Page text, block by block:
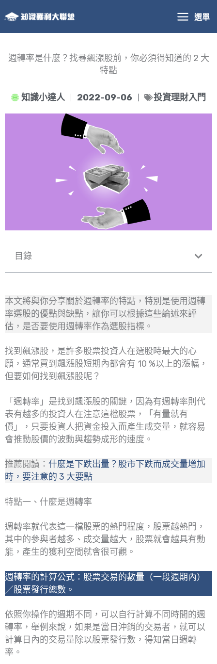
至
主
選單
週轉率是什麼？找尋飆漲股前，你必須得知道的 2 大
特點
知識小達人 2022-09-06 投資理財入門
目錄
本文將與你分享關於週轉率的特點，特別是使用週轉
率選股的優點與缺點，讓你可以根據這些論述來評
估，是否要使用週轉率作為選股指標。
找到飆漲股，是許多股票投資人在選股時最大的心
願，通常買到飆漲股短期內都會有 10 %以上的漲幅，
但要如何找到飆漲股呢？
「週轉率」是找到飆漲股的關鍵，因為有週轉率則代
表有越多的投資人在注意這檔股票，「有量就有
價」，只要投資人把資金投入而產生成交量，就容易
會推動股價的波動與趨勢成形的速度。
推薦閱讀： 什麼是下跌出量？股市下跌而成交量增加
時，要注意的 3 大要點
特點一、什麼是週轉率
週轉率就代表這一檔股票的熱門程度，股票越熱門，
其中的參與者越多、成交量越大，股票就會越具有動
能，產生的獲利空間就會很可觀。
週轉率的計算公式：股票交易的數量（一段週期內）
／股票發行總數。
依照你操作的週期不同，可以自行計算不同時間的週
轉率，舉例來說，如果是當日沖銷的交易者，就可以
計算日內的交易量除以股票發行數，得知當日週轉
率。